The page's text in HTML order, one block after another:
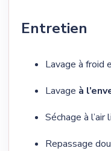
Entretien
Lavage à froid
Lavage à
Séchage à
Repassage